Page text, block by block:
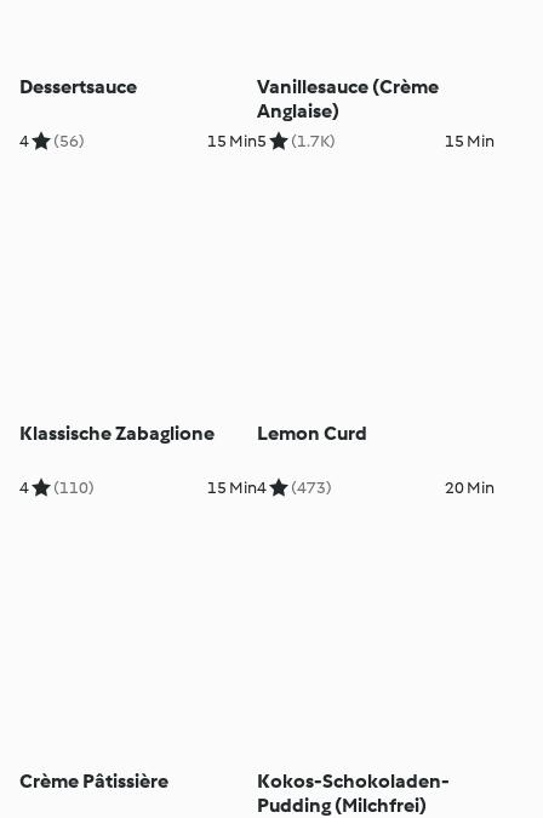
Dessertsauce
4 (56) 15 Min
Vanillesauce (Crème
Anglaise)
5 (1.7K) 15 Min
Klassische Zabaglione
4 (110) 15 Min
Lemon Curd
4 (473) 20 Min
Crème Pâtissière
Kokos-Schokoladen-
Pudding (Milchfrei)